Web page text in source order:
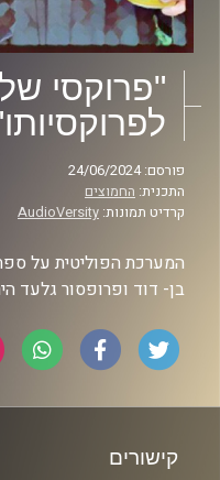
"פרוקסי
פורסם: 24/06/2024
התכנית: החמוצים
קרדיט תמונות: AudioVersity
המערכת הפוליטית על
בן- דוד ופרופסור גלעד
קישורים